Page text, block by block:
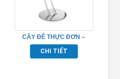
CÂY ĐỂ THỰC ĐƠN –
TP526096
CHI TIẾT